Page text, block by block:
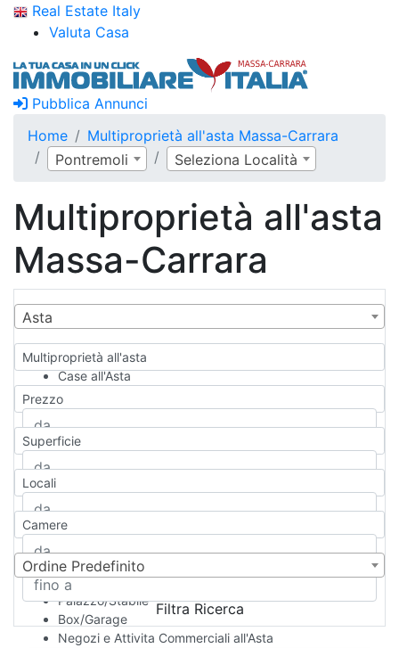
Real Estate Italy
Valuta Casa
Pubblica Annunci
Home
Multiproprietà all'asta Massa-Carrara
Pontremoli
Seleziona Località
Multiproprietà all'asta
Massa-Carrara
Asta
Multiproprietà all'asta
Case all'Asta
Qualsiasi
Appartamento
Casa indipendente
Casa Semi-indipendente
Attico/Mansarda
Rustico/Casale
Camera d'Albergo
Multiproprietà
Palazzo/Stabile
Box/Garage
Negozi e Attivita Commerciali all'Asta
Prezzo
Superficie
Locali
Camere
Ordine Predefinito
Filtra Ricerca